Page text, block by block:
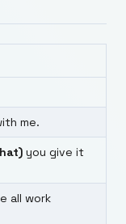
me.
you give it
all work